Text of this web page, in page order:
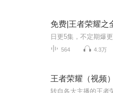
免费|王者荣耀之
564 4.3万
王者荣耀（视频）